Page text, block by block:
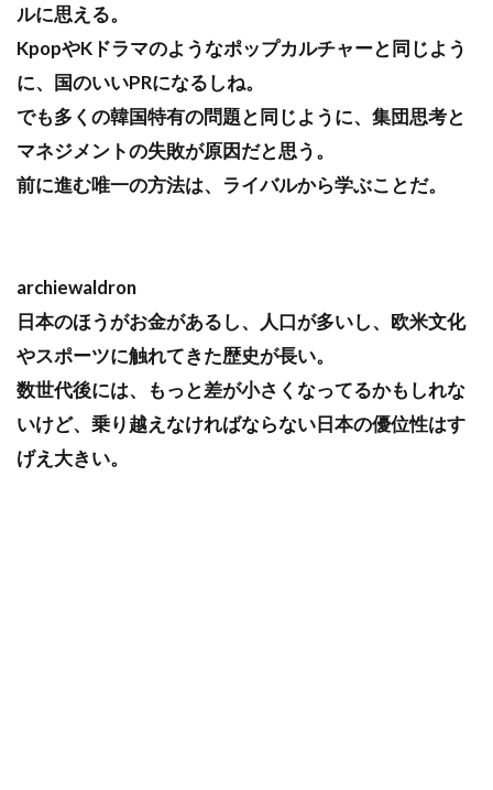
ルに思える。
KpopやKドラマのようなポップカルチャーと同じよう
に、国のいいPRになるしね。
でも多くの韓国特有の問題と同じように、集団思考と
マネジメントの失敗が原因だと思う。
前に進む唯一の方法は、ライバルから学ぶことだ。
archiewaldron
日本のほうがお金があるし、人口が多いし、欧米文化
やスポーツに触れてきた歴史が長い。
数世代後には、もっと差が小さくなってるかもしれな
いけど、乗り越えなければならない日本の優位性はす
げえ大きい。